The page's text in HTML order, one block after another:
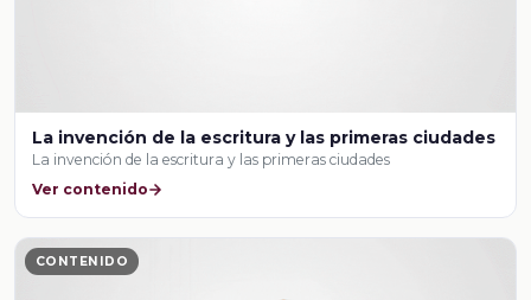
La invención de la escritura y las primeras ciudades
La invención de la escritura y las primeras ciudades
Ver contenido
CONTENIDO